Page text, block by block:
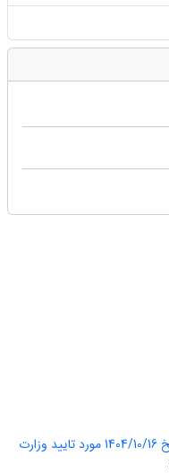
فصلنامه سیاستگذاری پیشرفت شهری در تاریخ 1404/10/16 مورد تایید وزارت